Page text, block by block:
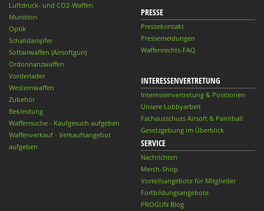
Luftdruck- und CO2-Waffen
Munition
Optik
Schalldämpfer
Softairwaffen (Airsoftgun)
Ordonnanzwaffen
Vorderlader
Westernwaffen
Zubehör
Bekleidung
Waffensuche - Kaufgesuch aufgeben
Waffenverkauf - Verkaufsangebot
aufgeben
PRESSE
Pressekontakt
Pressemeldungen
Waffenrechts-FAQ
INTERESSENVERTRETUNG
Interessenvertretung & Positionen
Unsere Lobbyarbeit
Fachausschuss Airsoft & Paintball
Gesetzgebung im Überblick
SERVICE
Nachrichten
Merch-Shop
Vorteilsangebote für Mitglieder
Fortbildungsangebote
PROGUN Blog